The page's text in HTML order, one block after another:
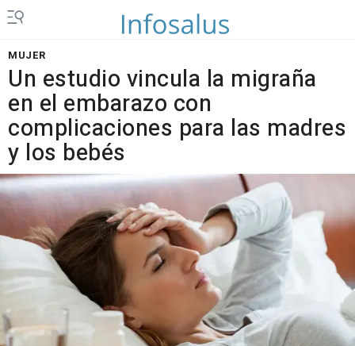
MUJER
Un estudio vincula la migraña
en el embarazo con
complicaciones para las madres
y los bebés